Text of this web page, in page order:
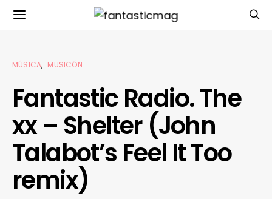
MÚSICA MUSICÓN
Fantastic Radio. The
xx – Shelter (John
Talabot’s Feel It Too
remix)